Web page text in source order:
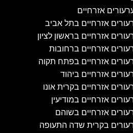
אזרחיים
אזרחיים בתל אביב
אזרחיים בראשון לציון
אזרחיים ברחובות
אזרחיים בפתח תקוה
אזרחיים ביהוד
אזרחיים בקרית אונו
אזרחיים במודיעין
אזרחיים בשוהם
בקרית שדה התעופה